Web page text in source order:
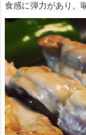
食感に弾力があり、